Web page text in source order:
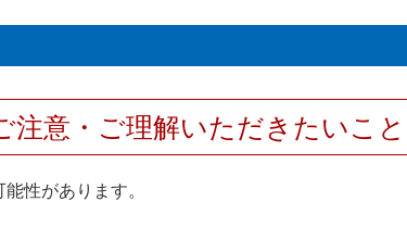
注意・ご理解いただきたいこと
性があります。